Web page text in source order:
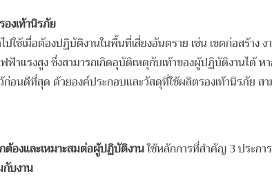
เท้านิรภัย
ปใช้เมื่อต้องปฏิบัติงานในพื้นที่เสี่ยงอันตราย เช่น เขตก่อสร้
าแรงสูง ซึ่งสามารถเกิดอุบัติเหตุกับเท้าของผู้ปฏิบัติงานได้ ห
ก่อนดีที่สุด ด้วยองค์ประกอบและวัสดุที่ใช้ผลิตรองเท้านิรภัย
องและเหมาะสมต่อผู้ปฏิบัติงานใช้หลักการที่สำคัญ 3 ประกา
กับงาน